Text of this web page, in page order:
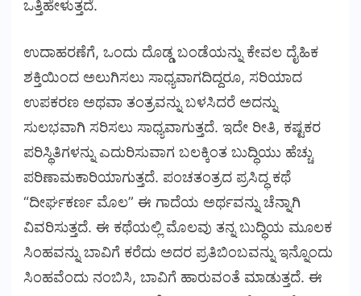
ಒತ್ತಿಹೇಳುತ್ತದೆ.
ಉದಾಹರಣೆಗೆ, ಒಂದು ದೊಡ್ಡ ಬಂಡೆಯನ್ನು ಕೇವಲ ದೈಹಿಕ
ಶಕ್ತಿಯಿಂದ ಅಲುಗಿಸಲು ಸಾಧ್ಯವಾಗದಿದ್ದರೂ, ಸರಿಯಾದ
ಉಪಕರಣ ಅಥವಾ ತಂತ್ರವನ್ನು ಬಳಸಿದರೆ ಅದನ್ನು
ಸುಲಭವಾಗಿ ಸರಿಸಲು ಸಾಧ್ಯವಾಗುತ್ತದೆ. ಇದೇ ರೀತಿ, ಕಷ್ಟಕರ
ಪರಿಸ್ಥಿತಿಗಳನ್ನು ಎದುರಿಸುವಾಗ ಬಲಕ್ಕಿಂತ ಬುದ್ಧಿಯು ಹೆಚ್ಚು
ಪರಿಣಾಮಕಾರಿಯಾಗುತ್ತದೆ. ಪಂಚತಂತ್ರದ ಪ್ರಸಿದ್ಧ ಕಥೆ
“ದೀರ್ಘಕರ್ಣ ಮೊಲ” ಈ ಗಾದೆಯ ಅರ್ಥವನ್ನು ಚೆನ್ನಾಗಿ
ವಿವರಿಸುತ್ತದೆ. ಈ ಕಥೆಯಲ್ಲಿ ಮೊಲವು ತನ್ನ ಬುದ್ಧಿಯ ಮೂಲಕ
ಸಿಂಹವನ್ನು ಬಾವಿಗೆ ಕರೆದು ಅದರ ಪ್ರತಿಬಿಂಬವನ್ನು ಇನ್ನೊಂದು
ಸಿಂಹವೆಂದು ನಂಬಿಸಿ, ಬಾವಿಗೆ ಹಾರುವಂತೆ ಮಾಡುತ್ತದೆ. ಈ